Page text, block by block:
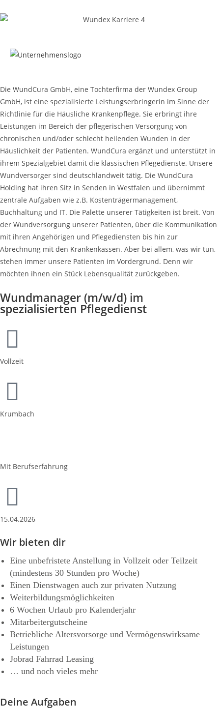
Die WundCura GmbH, eine Tochterfirma der Wundex Group
GmbH, ist eine spezialisierte Leistungserbringerin im Sinne der
Richtlinie für die Häusliche Krankenpflege. Sie erbringt ihre
Leistungen im Bereich der pflegerischen Versorgung von
chronischen und/oder schlecht heilenden Wunden in der
Häuslichkeit der Patienten. WundCura ergänzt und unterstützt in
ihrem Spezialgebiet damit die klassischen Pflegedienste. Unsere
Wundversorger sind deutschlandweit tätig. Die WundCura
Holding hat ihren Sitz in Senden in Westfalen und übernimmt
zentrale Aufgaben wie z.B. Kostenträgermanagement,
Buchhaltung und IT. Die Palette unserer Tätigkeiten ist breit. Von
der Wundversorgung unserer Patienten, über die Kommunikation
mit ihren Angehörigen und Pflegediensten bis hin zur
Abrechnung mit den Krankenkassen. Aber bei allem, was wir tun,
stehen immer unsere Patienten im Vordergrund. Denn wir
möchten ihnen ein Stück Lebensqualität zurückgeben.
Wundmanager (m/w/d) im
spezialisierten Pflegedienst
Vollzeit
Krumbach
Mit Berufserfahrung
15.04.2026
Wir bieten dir
Eine unbefristete Anstellung in Vollzeit oder Teilzeit
(mindestens 30 Stunden pro Woche)
Einen Dienstwagen auch zur privaten Nutzung
Weiterbildungsmöglichkeiten
6 Wochen Urlaub pro Kalenderjahr
Mitarbeitergutscheine
Betriebliche Altersvorsorge und Vermögenswirksame
Leistungen
Jobrad Fahrrad Leasing
… und noch vieles mehr
Deine Aufgaben